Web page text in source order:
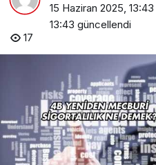
15 Haziran 2025, 13:43
13:43 güncellendi
17